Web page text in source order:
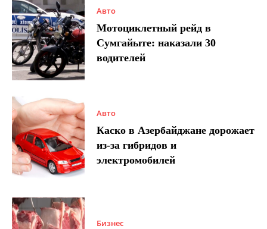
Авто
Мотоциклетный рейд в
Сумгайыте: наказали 30
водителей
Авто
Каско в Азербайджане дорожает
из-за гибридов и
электромобилей
Бизнес